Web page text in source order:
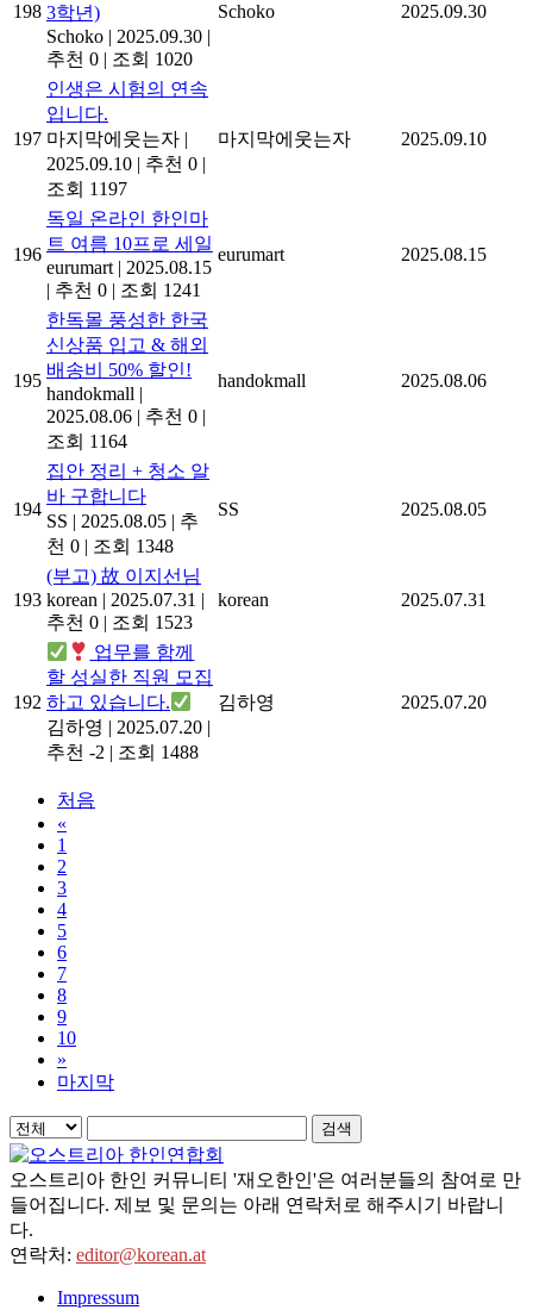
198 3학년)
Schoko | 2025.09.30 |
추천 0 | 조회 1020
Schoko 2025.09.30
197
인생은 시험의 연속
입니다.
마지막에웃는자 |
2025.09.10 | 추천 0 |
조회 1197
마지막에웃는자 2025.09.10
196
독일 온라인 한인마
트 여름 10프로 세일
eurumart | 2025.08.15
| 추천 0 | 조회 1241
eurumart 2025.08.15
195
한독몰 풍성한 한국
신상품 입고 & 해외
배송비 50% 할인!
handokmall |
2025.08.06 | 추천 0 |
조회 1164
handokmall 2025.08.06
194
집안 정리 + 청소 알
바 구합니다
SS | 2025.08.05 | 추
천 0 | 조회 1348
SS 2025.08.05
193
(부고) 故 이지선님
korean | 2025.07.31 |
추천 0 | 조회 1523
korean 2025.07.31
192
업무를 함께
할 성실한 직원 모집
하고 있습니다.
김하영 | 2025.07.20 |
추천 -2 | 조회 1488
김하영 2025.07.20
처음
«
1
2
3
4
5
6
7
8
9
10
»
마지막
검색
오스트리아 한인 커뮤니티 '재오한인'은 여러분들의 참여로 만
들어집니다. 제보 및 문의는 아래 연락처로 해주시기 바랍니
다.
연락처: editor@korean.at
Impressum